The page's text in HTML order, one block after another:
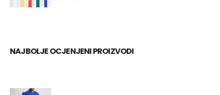
NAJBOLJE OCJENJENI PROIZVODI